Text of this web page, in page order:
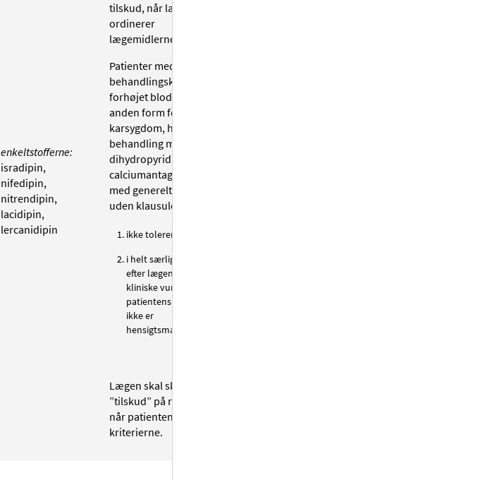
enkeltstofferne:
isradipin,
nifedipin,
nitrendipin,
lacidipin,
lercanidipin
tilskud, når lægen
ordinerer
lægemidlerne til:
Patienter med
behandlingskrævende
forhøjet blodtryk eller
anden form for hjerte-
karsygdom, hvor
behandling med
dihydropyridin-
calciumantagonister
med generelt tilskud
uden klausulering
ikke tolereres, eller
i helt særlige tilfælde
efter lægens samlede
kliniske vurdering af
patientens tilstand
ikke er
hensigtsmæssig.
Lægen skal skrive
”tilskud” på recepten,
når patienten opfylder
kriterierne.